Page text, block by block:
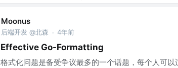
Moonus
后端开发 @北森 · 4年前
Effective Go-Formatting
格式化问题是备受争议最多的一个话题，每个人可